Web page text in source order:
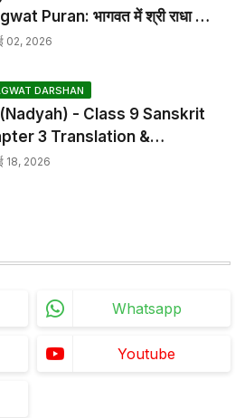
Puran: भागवत में श्री राधा का
नहीं है?
02, 2026
DARSHAN
(Nadyah) - Class 9 Sanskrit
3 Translation &
18, 2026
Whatsapp
Youtube